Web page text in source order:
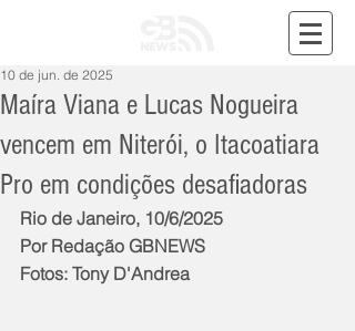
Maíra Viana e Lucas Nogueira
vencem em Niterói, o Itacoatiara
Pro em condições desafiadoras
10 de jun. de 2025
Rio de Janeiro, 10/6/2025
Por Redação GBNEWS
Fotos: Tony D'Andrea